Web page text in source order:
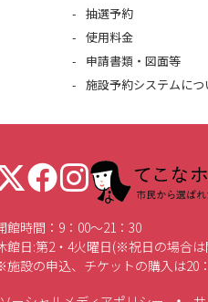
抽選予約
使用料金
申請書類・図面等
施設予約システムにつ
てこなホール 市
館時間：9：00～21：30
館日:第2・4火曜日(※祝日の場合
施設の申込、チケットの購入は20